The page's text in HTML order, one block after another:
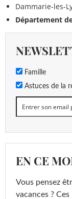
Dammarie-les-
Département
Famille
Astuces de la
EN CE
Vous pensez
vacances ?